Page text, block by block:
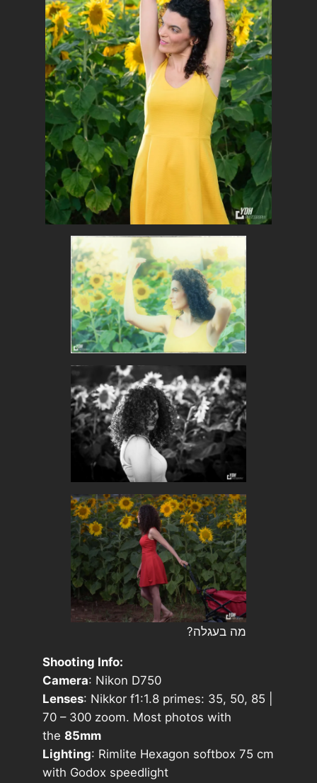
מה בעגלה?
Shooting Info:
Camera: Nikon D750
Lenses: Nikkor f1:1.8 primes: 35, 50, 85 |
70 – 300 zoom. Most photos with
the 85mm
Lighting: Rimlite Hexagon softbox 75 cm
with Godox speedlight